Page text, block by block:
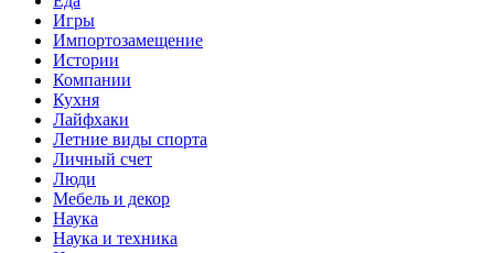
Игры
Импортозамещение
Истории
Компании
Кухня
Лайфхаки
Летние виды спорта
Личный счет
Люди
Мебель и декор
Наука
Наука и техника